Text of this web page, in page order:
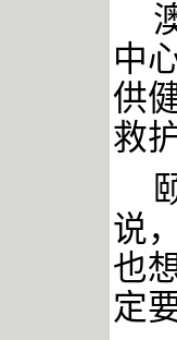
中
供
救
说，
也
定